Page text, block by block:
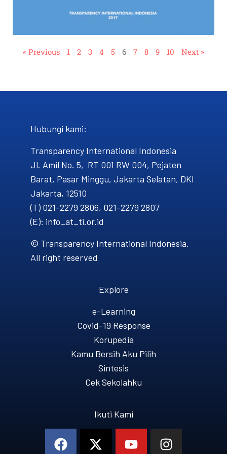
« Previous 1 2 3 4 5 6 7 8 9 10 Next »
Hubungi kami​:
Transparency International Indonesia
Jl. Amil No. 5, RT 001 RW 004, Pejaten
Barat, Pasar Minggu, Jakarta Selatan, DKI
Jakarta, 12510
(T) 021-2279 2806, 021-2279 2807
(E): info_at_ti.or.id
© Transparency International Indonesia.
All right reserved
Explore
e-Learning
Covid-19 Response
Korupedia
Kamu Bersih Aku Pilih
Sintesis
Cek Sekolahku
Ikuti Kami